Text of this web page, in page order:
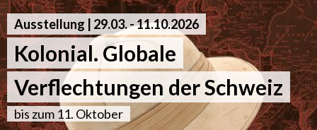
accessibility.sr-only.body-term
Ausstellung | 29.03.accessibility.time_to
-11.10.2026
Kolonial. Globale
Verflechtungen der Schweiz
bis zum 11. Oktober